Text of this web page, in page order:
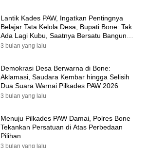
Lantik Kades PAW, Ingatkan Pentingnya
Belajar Tata Kelola Desa, Bupati Bone: Tak
Ada Lagi Kubu, Saatnya Bersatu Bangun
Desa
3 bulan yang lalu
Demokrasi Desa Berwarna di Bone:
Aklamasi, Saudara Kembar hingga Selisih
Dua Suara Warnai Pilkades PAW 2026
3 bulan yang lalu
Menuju Pilkades PAW Damai, Polres Bone
Tekankan Persatuan di Atas Perbedaan
Pilihan
3 bulan yang lalu